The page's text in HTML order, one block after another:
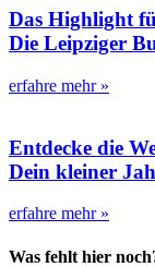
Das Highlight
Die Leipziger
erfahre mehr »
Entdecke die
Dein kleiner
erfahre mehr »
Was fehlt hier